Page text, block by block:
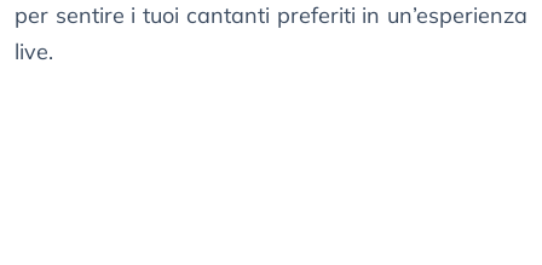
per sentire i tuoi cantanti preferiti in un’esperienza
live.